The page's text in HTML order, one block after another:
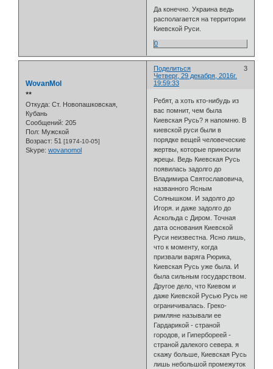
Да конечно. Украина ведь
располагается на территории
Киевской Руси.
0
Поделиться
3
Четверг, 29 декабря, 2016г.
19:59:33
WovanMol
⭒⭒
Откуда: Ст. Новопашковская,
Кубань
Сообщений: 205
Пол: Мужской
Возраст: 51 [1974-10-05]
Skype: wovanomol
Ребят, а хоть кто-нибудь из
вас помнит, чем была
Киевская Русь? я напомню. В
киевской руси были в
порядке вещей человеческие
жертвы, которые приносили
жрецы. Ведь Киевская Русь
появилась задолго до
Владимира Святославовича,
названного Ясным
Солнышком. И задолго до
Игоря. и даже задолго до
Аскольда с Диром. Точная
дата основания Киевской
Руси неизвестна. Ясно лишь,
что к моменту, когда
призвали варяга Рюрика,
Киевская Русь уже была. И
была сильным государством.
Другое дело, что Киевом и
даже Киевской Русью Русь не
ограничивалась. Греко-
римляне называли ее
Гардарикой - страной
городов, и Гипербореей -
страной далекого севера. я
скажу больше, Киевская Русь
лишь небольшой промежуток